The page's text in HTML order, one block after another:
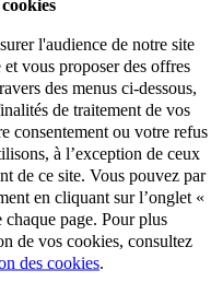
l'audience de notre site
vous proposer des offres
des menus ci-dessous,
de traitement de vos
consentement ou votre refus
à l’exception de ceux
de ce site. Vous pouvez par
en cliquant sur l’onglet «
chaque page. Pour plus
de vos cookies, consultez
des cookies